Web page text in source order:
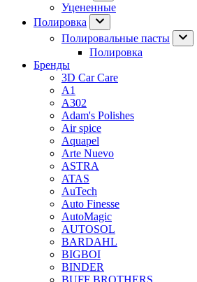
Уцененные
Полировка
Полировальные пасты
Полировка
Бренды
3D Car Care
A1
A302
Adam's Polishes
Air spice
Aquapel
Arte Nuevo
ASTRA
ATAS
AuTech
Auto Finesse
AutoMagic
AUTOSOL
BARDAHL
BIGBOI
BINDER
BUFF BROTHERS